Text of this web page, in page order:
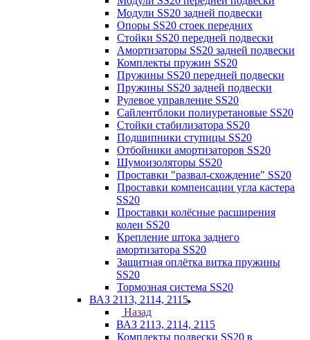
Модули SS20 задней подвески
Опоры SS20 стоек передних
Стойки SS20 передней подвески
Амортизаторы SS20 задней подвески
Комплекты пружин SS20
Пружины SS20 передней подвески
Пружины SS20 задней подвески
Рулевое управление SS20
Сайлентблоки полиуретановые SS20
Стойки стабилизатора SS20
Подшипники ступицы SS20
Отбойники амортизаторов SS20
Шумоизоляторы SS20
Проставки "развал-схождение" SS20
Проставки компенсации угла кастера
SS20
Проставки колёсные расширения
колеи SS20
Крепление штока заднего
амортизатора SS20
Защитная оплётка витка пружины
SS20
Тормозная система SS20
ВАЗ 2113, 2114, 2115
Назад
ВАЗ 2113, 2114, 2115
Комплекты подвески SS20 в